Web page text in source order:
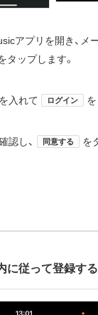
アプリを開き、メ
タップします。
入れて ログイン
認し、 同意する を
に従って登録する